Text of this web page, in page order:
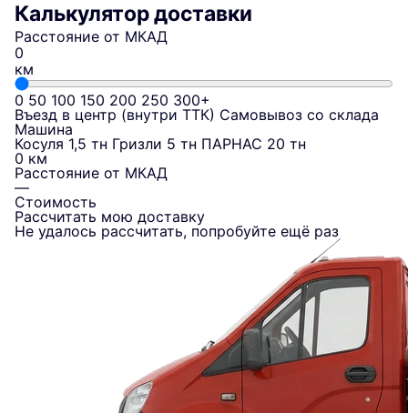
Калькулятор доставки
Расстояние от МКАД
км
0 50 100 150 200 250 300+
Въезд в центр (внутри ТТК) Самовывоз со склада
Машина
Косуля 1,5 тн Гризли 5 тн ПАРНАС 20 тн
0 км
Расстояние от МКАД
—
Стоимость
Рассчитать мою доставку
Не удалось рассчитать, попробуйте ещё раз